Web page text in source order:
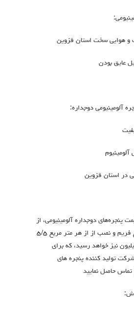
و هوایی سخت استان قزوین
عایق بودن
آلومینیومی دوجداره:
در استان قزوین
پنجره‌های دوجداره آلومینیومی، از
جمله ابعاد، نوع شیشه، نوع فریم و نصب از از هر متر مربع ٥/٥
شروه و تا به ١٥ ميليون نيز خواهد رسيد، كه براي
توليد كننده پنجره هاي
تماس حاصل نماييد